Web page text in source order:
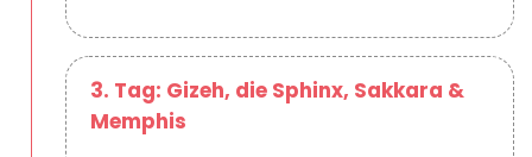
3. Tag: Gizeh, die Sphinx, Sakkara &
Memphis